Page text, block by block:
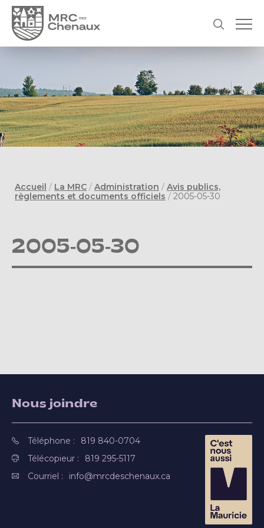
Accueil / La MRC / Administration / Avis publics,
règlements et documents officiels / 2005-05-30
2005-05-30
Nous joindre
Téléphone :
819 840-0704
Télécopieur :
819 295-5117
Courriel :
info@mrcdeschenaux.ca